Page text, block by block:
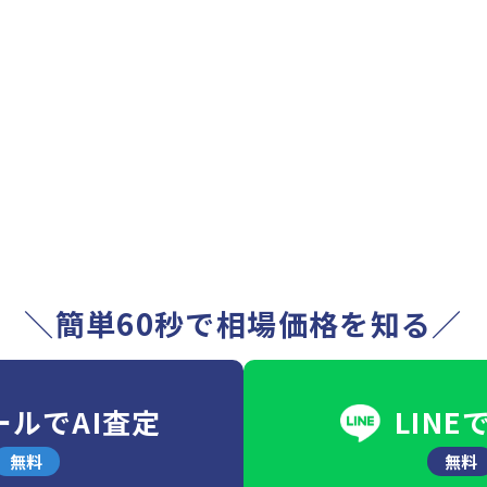
＼簡単60秒で相場価格を知る／
ルでAI査定
無料
LINE
無料